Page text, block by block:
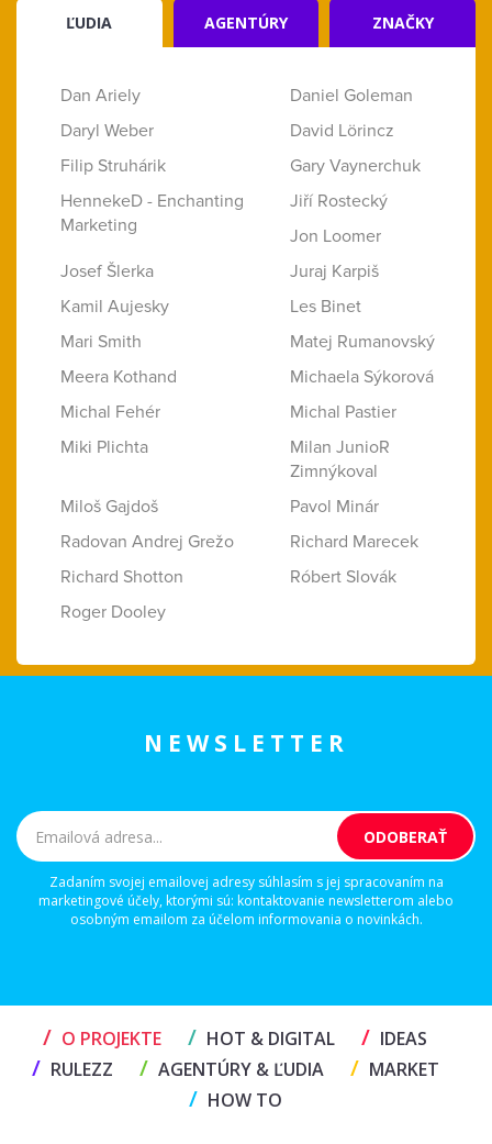
ĽUDIA AGENTÚRY ZNAČKY
Dan Ariely
Daniel Goleman
Daryl Weber
David Lörincz
Filip Struhárik
Gary Vaynerchuk
HennekeD - Enchanting
Marketing
Jiří Rostecký
Jon Loomer
Josef Šlerka
Juraj Karpiš
Kamil Aujesky
Les Binet
Mari Smith
Matej Rumanovský
Meera Kothand
Michaela Sýkorová
Michal Fehér
Michal Pastier
Miki Plichta
Milan JunioR
Zimnýkoval
Miloš Gajdoš
Pavol Minár
Radovan Andrej Grežo
Richard Marecek
Richard Shotton
Róbert Slovák
Roger Dooley
NEWSLETTER
Zadaním svojej emailovej adresy súhlasím s jej spracovaním na
marketingové účely, ktorými sú: kontaktovanie newsletterom alebo
osobným emailom za účelom informovania o novinkách.
/ O PROJEKTE / HOT & DIGITAL / IDEAS
/ RULEZZ / AGENTÚRY & ĽUDIA / MARKET
/ HOW TO